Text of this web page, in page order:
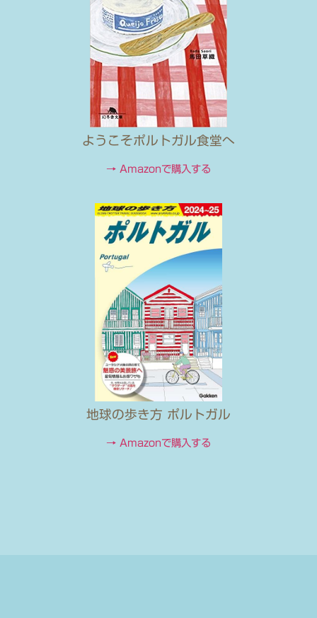
ようこそポルトガル食堂へ
→ Amazonで購入する
地球の歩き方 ポルトガル
→ Amazonで購入する